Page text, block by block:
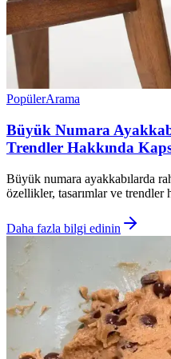
PopülerArama
Büyük Numara
Trendler Hakkında
Büyük numara ayakkabılarda
özellikler, tasarımlar ve trendler
Daha fazla bilgi edinin